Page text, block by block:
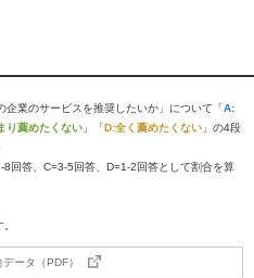
業のサービスを推奨したいか」について「A:
り薦めたくない 」「D:全く薦めたくない 」の4段
回答、C=3-5回答、D=1-2回答として割合を算
ータ（PDF）